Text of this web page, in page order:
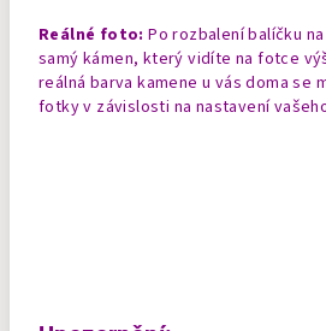
Reálné foto: Po rozbalení balíčku
samý kámen, který vidíte na fotce
reálná barva kamene u vás doma se
fotky v závislosti na nastavení